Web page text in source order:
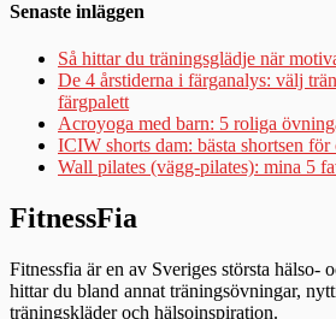
Senaste inläggen
Så hittar du träningsglädje när
De 4 årstiderna i färganalys: välj
färgpalett
Acroyoga med barn: 5 roliga
ICIW shorts dam: bästa shortsen
Wall pilates (vägg-pilates): mina 5
FitnessFia
Fitnessfia är en av Sveriges största hälso-
hittar du bland annat träningsövningar,
träningskläder och hälsoinspiration.